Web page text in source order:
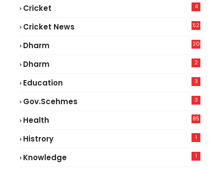
Cricket 4
Cricket News
52
Dharm 20
Dharm 2
Education 3
Gov.scehmes 3
Health
85
Histrory 1
Knowledge 1